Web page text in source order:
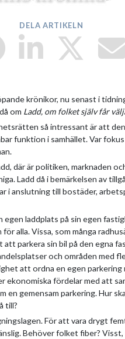
DELA ARTIKELN
krönikor, nu senast i
om Ladd, om folket själv får
så intressant är att
funktion i samhället. Var
där är politiken, marknaden
Ladd då i bemärkelsen av
i anslutning till bostäder,
egen laddplats på sin egen
alla. Vissa, som många
att parkera sin bil på den egna
och områden med
att ordna en egen parkering
ekonomiska fördelar med att
en gemensam parkering. Hur
till?
För att vara drygt
Behöver folket fiber? Visst,